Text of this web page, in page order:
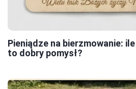
Pieniądze na bierzmowanie:
to dobry pomysł?